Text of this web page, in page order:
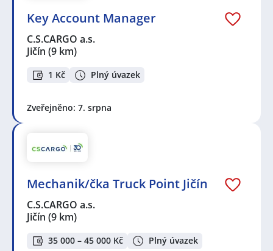
Key Account Manager
C.S.CARGO a.s.
Jičín (9 km)
1 Kč Plný úvazek
Zveřejněno: 7. srpna
Mechanik/čka Truck Point Jičín
C.S.CARGO a.s.
Jičín (9 km)
35 000 – 45 000 Kč Plný úvazek